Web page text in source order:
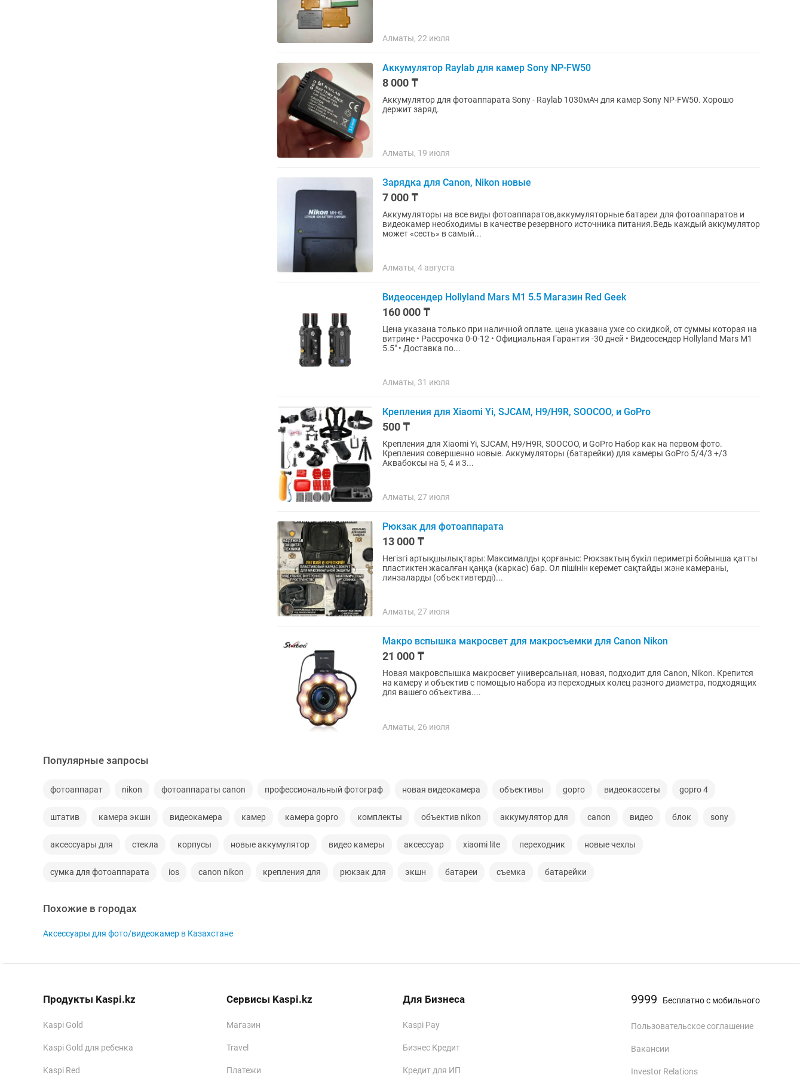
Алматы, 22 июля
Аккумулятор Raylab для камер Sony NP-FW50
8 000 ₸
Аккумулятор для фотоаппарата Sony - Raylab 1030мАч для камер Sony NP-FW50. Хорошо
держит заряд.
Алматы, 19 июля
Зарядка для Canon, Nikon новые
7 000 ₸
Аккумуляторы на все виды фотоаппаратов,аккумуляторные батареи для фотоаппаратов и
видеокамер необходимы в качестве резервного источника питания.Ведь каждый аккумулятор
может «сесть» в самый...
Алматы, 4 августа
Видеосендер Hollyland Mars M1 5.5 Магазин Red Geek
160 000 ₸
Цена указана только при наличной оплате. цена указана уже со скидкой, от суммы которая на
витрине • Рассрочка 0-0-12 • Официальная Гарантия -30 дней • Видеосендер Hollyland Mars M1
5.5" • Доставка по...
Алматы, 31 июля
Крепления для Xiaomi Yi, SJCAM, H9/H9R, SOOCOO, и GoPro
500 ₸
Крепления для Xiaomi Yi, SJCAM, H9/H9R, SOOCOO, и GoPro Набор как на первом фото.
Крепления совершенно новые. Аккумуляторы (батарейки) для камеры GoPro 5/4/3 +/3
Аквабоксы на 5, 4 и 3...
Алматы, 27 июля
Рюкзак для фотоаппарата
13 000 ₸
Негізгі артықшылықтары: Максималды қорғаныс: Рюкзактың бүкіл периметрі бойынша қатты
пластиктен жасалған қаңқа (каркас) бар. Ол пішінін керемет сақтайды және камераны,
линзаларды (объективтерді)...
Алматы, 27 июля
Макро вспышка макросвет для макросъемки для Canon Nikon
21 000 ₸
Новая макровспышка макросвет универсальная, новая, подходит для Canon, Nikon. Крепится
на камеру и объектив с помощью набора из переходных колец разного диаметра, подходящих
для вашего объектива....
Алматы, 26 июля
Популярные запросы
фотоаппарат nikon фотоаппараты canon профессиональный фотограф новая видеокамера объективы gopro видеокассеты gopro 4
штатив камера экшн видеокамера камер камера gopro комплекты объектив nikon аккумулятор для canon видео блок sony
аксессуары для стекла корпусы новые аккумулятор видео камеры аксессуар xiaomi lite переходник новые чехлы
сумка для фотоаппарата ios canon nikon крепления для рюкзак для экшн батареи съемка батарейки
Похожие в городах
Аксессуары для фото/видеокамер в Казахстане
Продукты Kaspi.kz
Kaspi Gold
Kaspi Gold для ребенка
Kaspi Red
Сервисы Kaspi.kz
Магазин
Travel
Платежи
Для Бизнеса
Kaspi Pay
Бизнес Кредит
Кредит для ИП
9999 Бесплатно с мобильного
Пользовательское соглашение
Вакансии
Investor Relations